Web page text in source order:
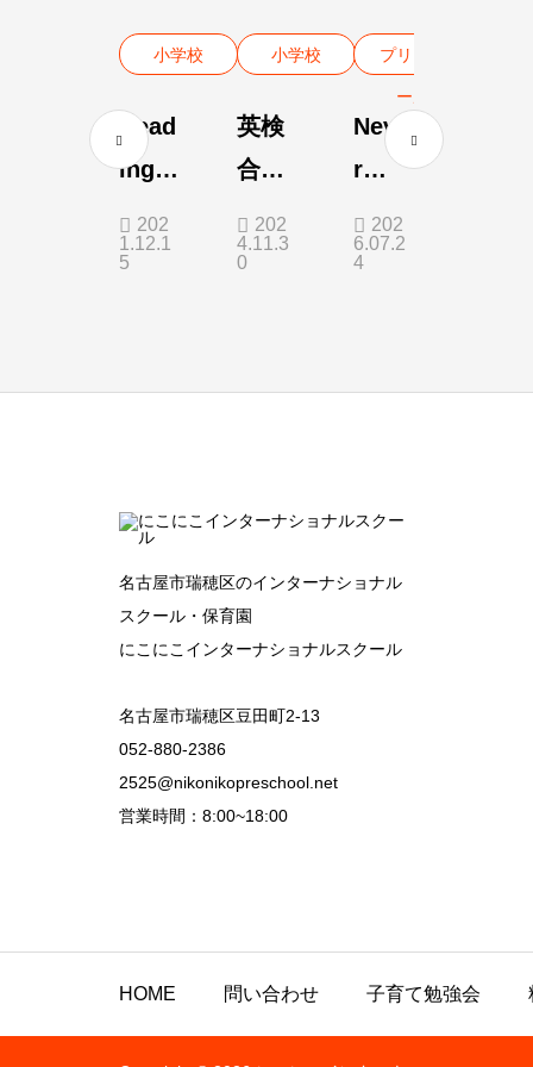
小学校
Read
ing
Com
preh
202
1.12.1
5
小学校
英検
合格
者🎉
２年
202
4.11.3
0
プリスク
ール
Neve
r
Unde
resti
ntial!
202
6.07.2
4
名古屋市瑞穂区のインターナショナル
スクール・保育園
にこにこインターナショナルスクール
名古屋市瑞穂区豆田町2-13
052-880-2386
2525@nikonikopreschool.net
営業時間：8:00~18:00
HOME 問い合わせ 子育て勉強会